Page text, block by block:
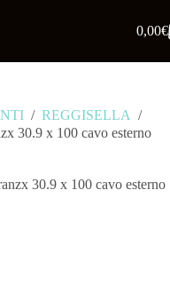
0,00€
/ REGGISELLA /
30.9 x 100 cavo esterno